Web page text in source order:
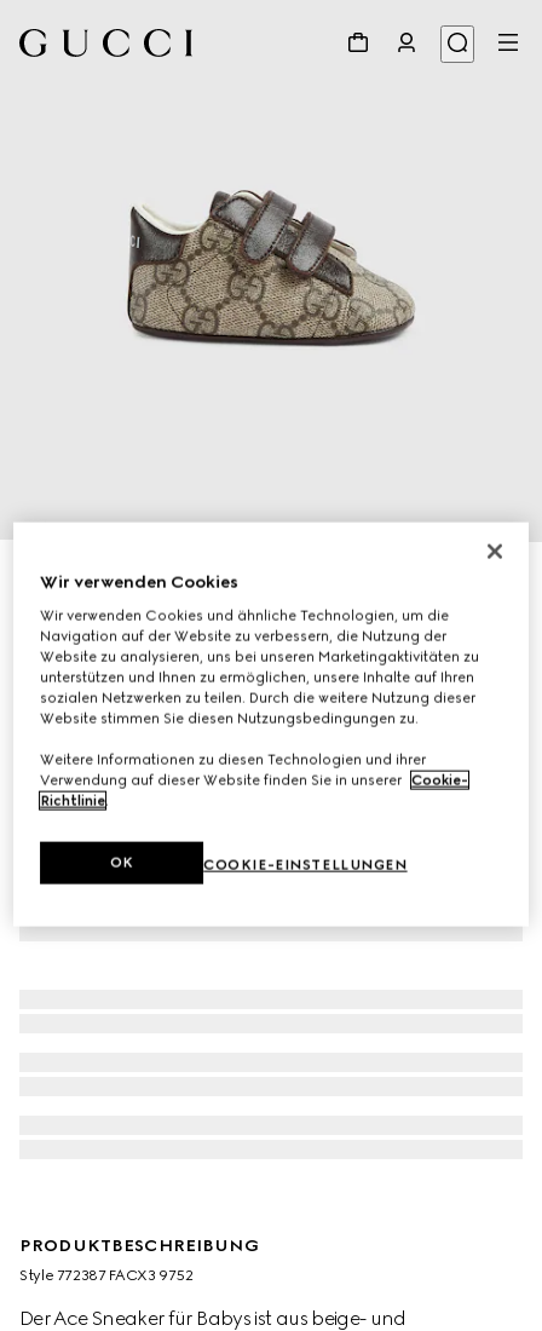
Gucci Ace Babysneaker
€ 320
Variantenbeige- und ebenholzfarbener GG Supreme
PRODUKTBESCHREIBUNG
Style ‎772387 FACX3 9752
Der Ace Sneaker für Babys ist aus beige- und
Wir verwenden Cookies
Wir verwenden Cookies und ähnliche Technologien, um die
Navigation auf der Website zu verbessern, die Nutzung der
Website zu analysieren, uns bei unseren Marketingaktivitäten zu
unterstützen und Ihnen zu ermöglichen, unsere Inhalte auf Ihren
sozialen Netzwerken zu teilen. Durch die weitere Nutzung dieser
Website stimmen Sie diesen Nutzungsbedingungen zu.
Weitere Informationen zu diesen Technologien und ihrer
Verwendung auf dieser Website finden Sie in unserer Cookie-
Richtlinie.
COOKIE-EINSTELLUNGEN
OK